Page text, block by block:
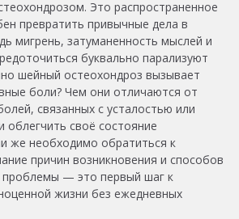
Это распространенное
превратить привычные дела в
мигрень, затуманенность мыслей и
буквально парализуют
шейный остеохондроз вызывает
боли? Чем они отличаются от
связанных с усталостью или
своё состояние
же необходимо обратиться к
причин возникновения и способов
проблемы — это первый шаг к
жизни без ежедневных